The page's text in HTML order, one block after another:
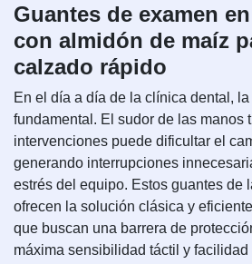
Guantes de examen
con almidón de maíz
calzado rápido
En el día a día de la clínica dental,
fundamental. El sudor de las manos
intervenciones puede dificultar el
generando interrupciones
estrés del equipo. Estos guantes de
ofrecen la solución clásica y
que buscan una barrera de
máxima sensibilidad táctil y facilidad